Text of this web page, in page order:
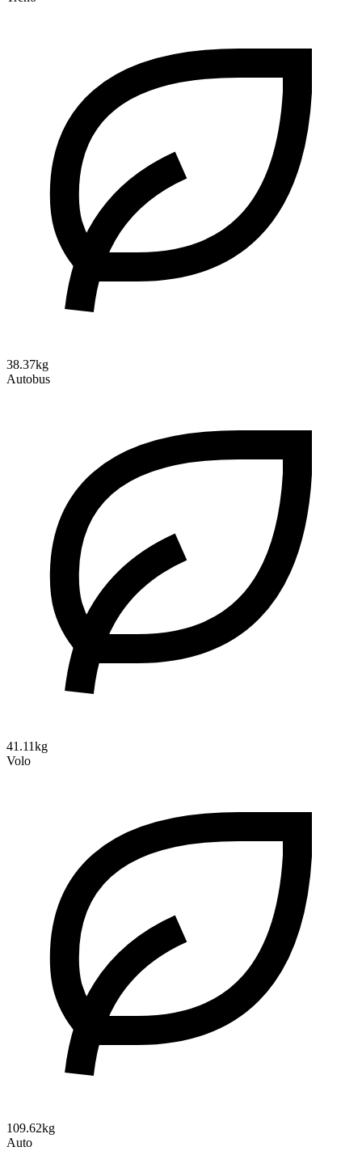
38.37kg
Autobus
41.11kg
Volo
109.62kg
Auto